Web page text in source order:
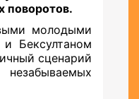
поворотов.
молодыми
Бексултаном
сценарий